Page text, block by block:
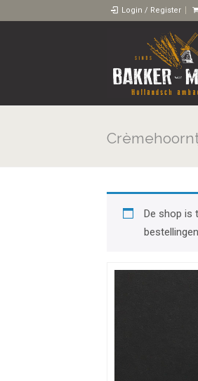
Login / Register
De shop is